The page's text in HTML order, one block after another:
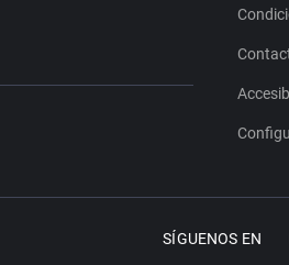
SÍGUENOS EN